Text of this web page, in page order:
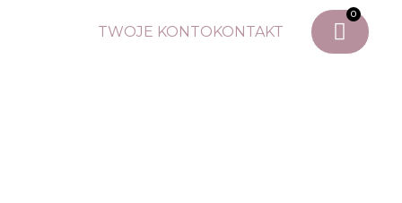
TWOJE KONTOKONTAKT
0